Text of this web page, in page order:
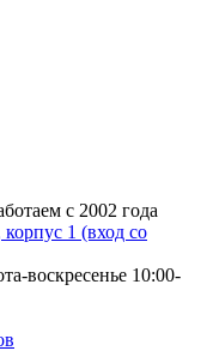
с 2002 года
1 (вход со
воскресенье 10:00-